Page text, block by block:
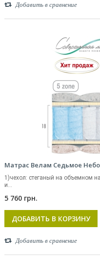
Добавить в сравнение
Матрас Велам Седьмое Небо
1)чехол: стеганый на объемном
и...
5 760 грн.
ДОБАВИТЬ В КОРЗИНУ
Добавить в сравнение